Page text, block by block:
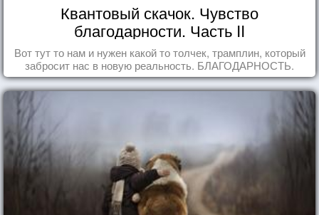
Квантовый скачок. Чувство
благодарности. Часть II
Вот тут то нам и нужен какой то толчек, трамплин, который
забросит нас в новую реальность. БЛАГОДАРНОСТЬ.